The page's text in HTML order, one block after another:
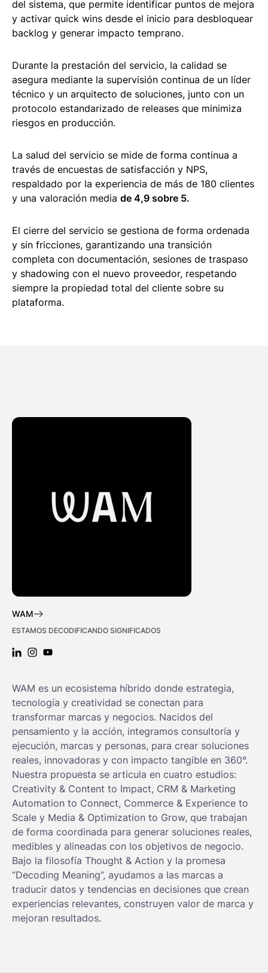
del sistema, que permite identificar puntos de mejora
y activar quick wins desde el inicio para desbloquear
backlog y generar impacto temprano.
Durante la prestación del servicio, la calidad se
asegura mediante la supervisión continua de un líder
técnico y un arquitecto de soluciones, junto con un
protocolo estandarizado de releases que minimiza
riesgos en producción.
La salud del servicio se mide de forma continua a
través de encuestas de satisfacción y NPS,
respaldado por la experiencia de más de 180 clientes
y una valoración media de 4,9 sobre 5.
El cierre del servicio se gestiona de forma ordenada
y sin fricciones, garantizando una transición
completa con documentación, sesiones de traspaso
y shadowing con el nuevo proveedor, respetando
siempre la propiedad total del cliente sobre su
plataforma.
WAM
ESTAMOS DECODIFICANDO SIGNIFICADOS
LINKEDIN: WAM
INSTAGRAM: WAM
YOUTUBE: WAM
WAM es un ecosistema híbrido donde estrategia,
tecnología y creatividad se conectan para
transformar marcas y negocios. Nacidos del
pensamiento y la acción, integramos consultoría y
ejecución, marcas y personas, para crear soluciones
reales, innovadoras y con impacto tangible en 360°.
Nuestra propuesta se articula en cuatro estudios:
Creativity & Content to Impact, CRM & Marketing
Automation to Connect, Commerce & Experience to
Scale y Media & Optimization to Grow, que trabajan
de forma coordinada para generar soluciones reales,
medibles y alineadas con los objetivos de negocio.
Bajo la filosofía Thought & Action y la promesa
“Decoding Meaning”, ayudamos a las marcas a
traducir datos y tendencias en decisiones que crean
experiencias relevantes, construyen valor de marca y
mejoran resultados.